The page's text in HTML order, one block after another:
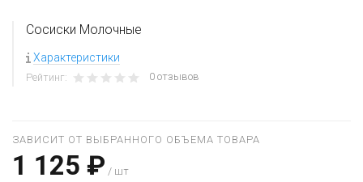
Сосиски Молочные
Характеристики
Рейтинг: 0 отзывов
ЗАВИСИТ ОТ ВЫБРАННОГО ОБЪЕМА ТОВАРА
1 125 ₽ / шт